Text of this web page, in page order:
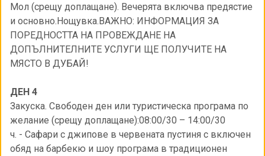
Мол (срещу доплащане). Вечерята включва предястиe
и основно.Нощувка.ВАЖНО: ИНФОРМАЦИЯ ЗА
ПОРЕДНОСТТА НА ПРОВЕЖДАНЕ НА
ДОПЪЛНИТЕЛНИТЕ УСЛУГИ ЩЕ ПОЛУЧИТЕ НА
МЯСТО В ДУБАЙ!
ДЕН 4
Закуска. Свободен ден или туристическа програма по
желание (срещу доплащане):08:00/30 – 14:00/30
ч. - Сафари с джипове в червената пустиня с включен
обяд на барбекю и шоу програма в традиционен